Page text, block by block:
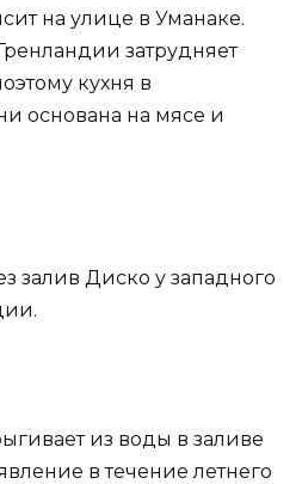
на улице в Уманаке.
затрудняет
кухня в
основана на мясе и
залив Диско у западного
из воды в заливе
в течение летнего